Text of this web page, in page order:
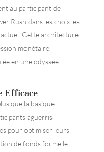
au participant de
Rush dans les choix les
Cette architecture
monétaire,
en une odyssée
Efficace
que la basique
aguerris
pour optimiser leurs
de fonds forme le